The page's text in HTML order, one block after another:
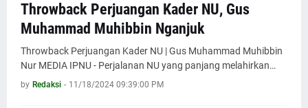
Throwback Perjuangan Kader NU, Gus
Muhammad Muhibbin Nganjuk
Throwback Perjuangan Kader NU | Gus Muhammad Muhibbin
Nur MEDIA IPNU - Perjalanan NU yang panjang melahirkan…
by Redaksi - 11/18/2024 09:39:00 PM